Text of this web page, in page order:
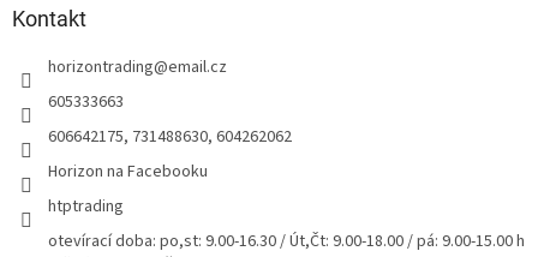
Kontakt
horizontrading@email.cz
605333663
606642175, 731488630, 604262062
Horizon na Facebooku
htptrading
otevírací doba: po,st: 9.00-16.30 / Út,Čt: 9.00-18.00 / pá: 9.00-15.00 h